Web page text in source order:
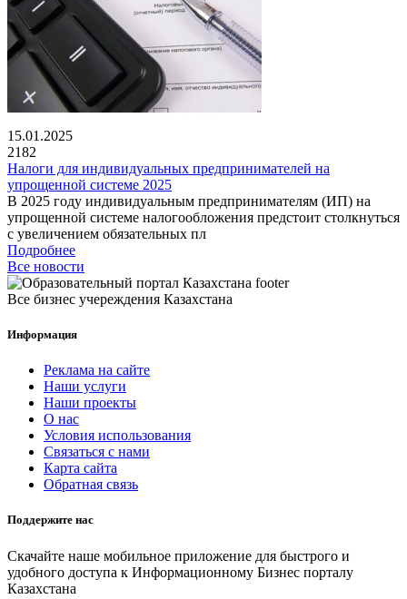
15.01.2025
2182
Налоги для индивидуальных предпринимателей на
упрощенной системе 2025
В 2025 году индивидуальным предпринимателям (ИП) на
упрощенной системе налогообложения предстоит столкнуться
с увеличением обязательных пл
Подробнее
Все новости
Все бизнес учереждения Казахстана
Информация
Реклама на сайте
Наши услуги
Наши проекты
О нас
Условия использования
Связаться с нами
Карта сайта
Обратная связь
Поддержите нас
Скачайте наше мобильное приложение для быстрого и
удобного доступа к Информационному Бизнес порталу
Казахстана